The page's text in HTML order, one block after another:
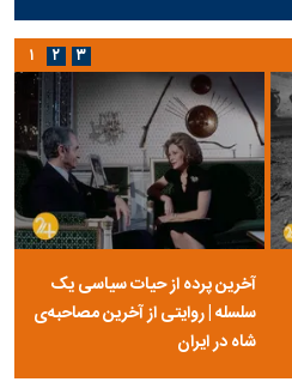
آخرین پرده از حیات سیاسی یک
سلسله | روایتی از آخرین مصاحبه‌ی
شاه در ایران
۱ ۲ ۳